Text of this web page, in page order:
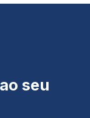
seu